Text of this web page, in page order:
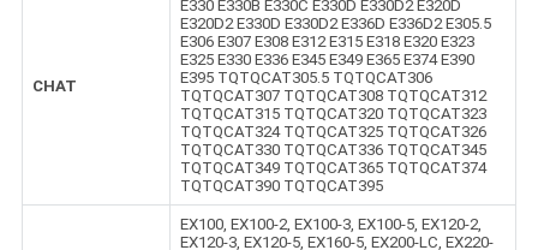
CHAT
E330 E330B E330C E330D E330D2 E320D
E320D2 E330D E330D2 E336D E336D2 E305.5
E306 E307 E308 E312 E315 E318 E320 E323
E325 E330 E336 E345 E349 E365 E374 E390
E395 TQTQCAT305.5 TQTQCAT306
TQTQCAT307 TQTQCAT308 TQTQCAT312
TQTQCAT315 TQTQCAT320 TQTQCAT323
TQTQCAT324 TQTQCAT325 TQTQCAT326
TQTQCAT330 TQTQCAT336 TQTQCAT345
TQTQCAT349 TQTQCAT365 TQTQCAT374
TQTQCAT390 TQTQCAT395
EX100, EX100-2, EX100-3, EX100-5, EX120-2,
EX120-3, EX120-5, EX160-5, EX200-LC, EX220-